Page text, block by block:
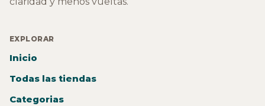
EXPLORAR
Inicio
Todas las tiendas
Categorias